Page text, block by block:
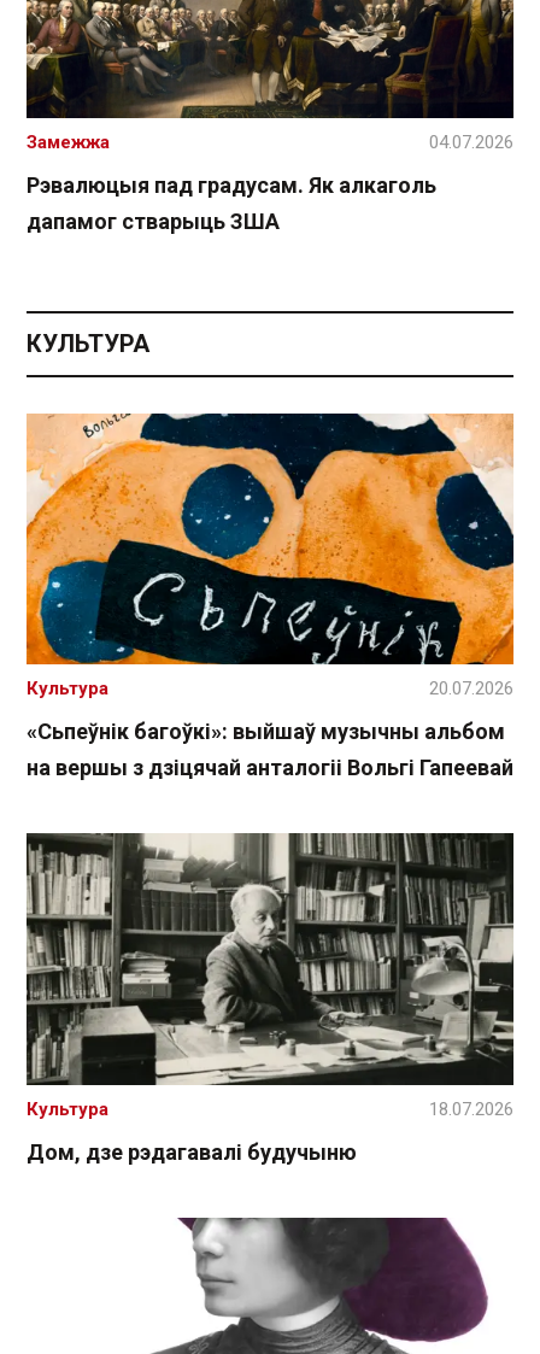
Рэвалюцыя пад градусам. Як алкаголь
дапамог стварыць ЗША
Замежжа 04.07.2026
КУЛЬТУРА
«Сьпеўнік багоўкі»: выйшаў музычны альбом
на вершы з дзіцячай анталогіі Вольгі Гапеевай
Культура 20.07.2026
Дом, дзе рэдагавалі будучыню
Культура 18.07.2026